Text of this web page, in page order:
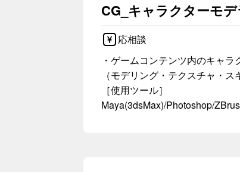
CG_キャラクターモ
応相談
・ゲームコンテンツ内のキャ
（モデリング・テクスチャ・
［使用ツール］
Maya(3dsMax)/Photoshop/